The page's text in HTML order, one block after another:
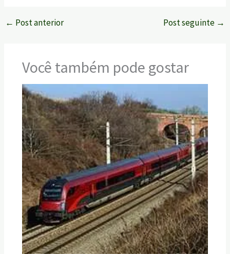
← Post anterior Post seguinte →
Você também pode gostar